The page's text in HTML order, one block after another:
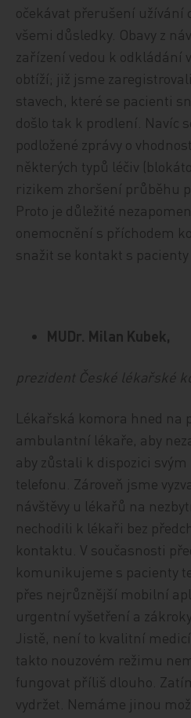
očekávat přerušení užívání
všemi důsledky. Obavy z
zařízení vedou k odkládání
obtíží; již jsme
stavech, které se pacienti
došlo tak k prodlení. Navíc
podložené zprávy o
některých typů léčiv
rizikem zhoršení průběhu
Proto je důležité
onemocnění s příchodem
snažit se kontakt s pacienty
MUDr. Milan Kubek,
prezident České lékařské
Lékařská komora hned na
ambulantní lékaře, aby
aby zůstali k dispozici
telefonu. Zároveň jsme
návštěvy u lékařů na
nechodili k lékaři bez
kontaktu. V současnosti
komunikujeme s pacienty
přes nejrůznější mobilní
urgentní vyšetření a
Jistě, není to kvalitní
takto nouzovém režimu
fungovat příliš dlouho.
vydržet. Nemáme jinou